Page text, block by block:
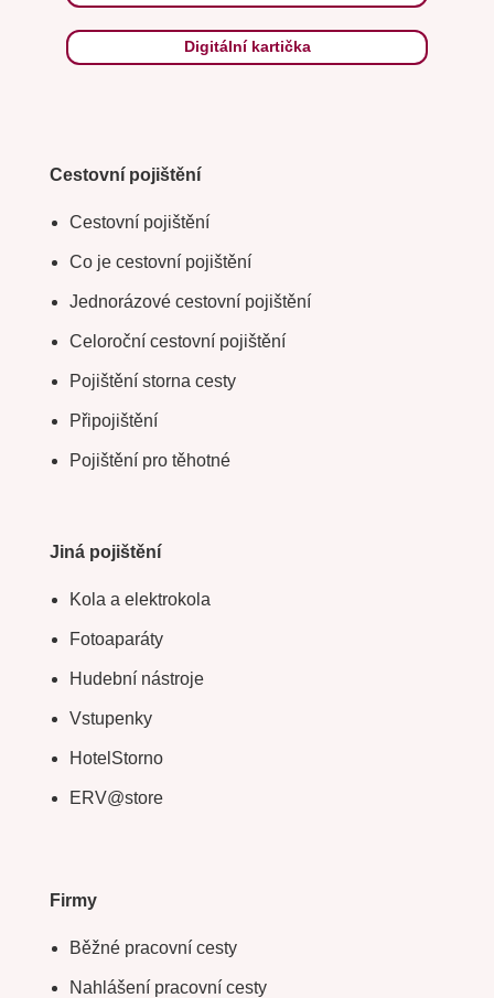
Digitální kartička
Cestovní pojištění
Cestovní pojištění
Co je cestovní pojištění
Jednorázové cestovní pojištění
Celoroční cestovní pojištění
Pojištění storna cesty
Připojištění
Pojištění pro těhotné
Jiná pojištění
Kola a elektrokola
Fotoaparáty
Hudební nástroje
Vstupenky
HotelStorno
ERV@store
Firmy
Běžné pracovní cesty
Nahlášení pracovní cesty